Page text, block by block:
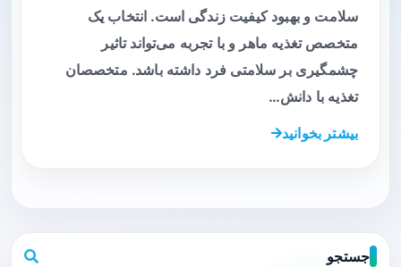
سلامت و بهبود کیفیت زندگی است. انتخاب یک
متخصص تغذیه ماهر و با تجربه می‌تواند تاثیر
چشمگیری بر سلامتی فرد داشته باشد. متخصصان
تغذیه با دانش…
بیشتر بخوانید
جستجو